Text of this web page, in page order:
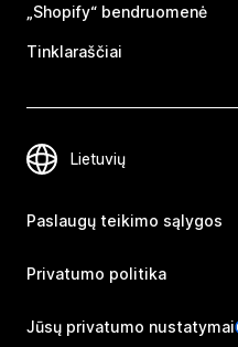
„Shopify“ bendruomenė
Tinklaraščiai
Paslaugų teikimo sąlygos
Privatumo politika
Jūsų privatumo nustatymai